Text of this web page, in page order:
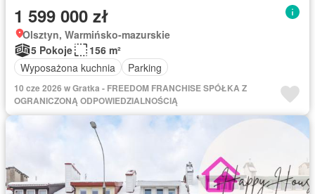
1 599 000 zł
Olsztyn, Warmińsko-mazurskie
5 Pokoje
156 m²
Wyposażona kuchnia
Parking
10 cze 2026 w Gratka - FREEDOM FRANCHISE SPÓŁKA Z
OGRANICZONĄ ODPOWIEDZIALNOŚCIĄ